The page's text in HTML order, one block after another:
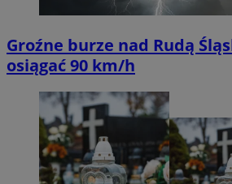
Groźne burze nad Rudą
osiągać 90 km/h